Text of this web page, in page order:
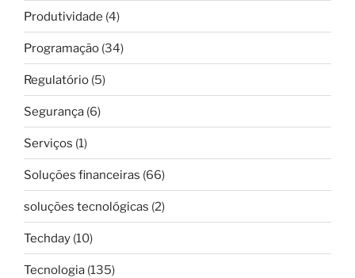
Produtividade (4)
Programação (34)
Regulatório (5)
Segurança (6)
Serviços (1)
Soluções financeiras (66)
soluções tecnológicas (2)
Techday (10)
Tecnologia (135)